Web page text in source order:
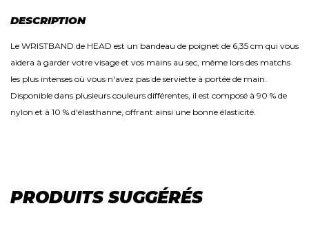
DESCRIPTION
Le WRISTBAND de HEAD est un bandeau de poignet de 6,35 cm qui vous
aidera à garder votre visage et vos mains au sec, même lors des matchs
les plus intenses où vous n'avez pas de serviette à portée de main.
Disponible dans plusieurs couleurs différentes, il est composé à 90 % de
nylon et à 10 % d'élasthanne, offrant ainsi une bonne élasticité.
PRODUITS SUGGÉRÉS